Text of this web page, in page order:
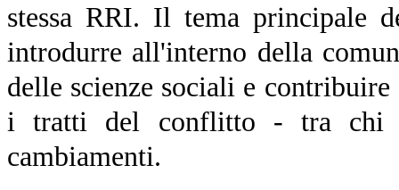
stessa RRI. Il tema principale
introdurre all'interno della
delle scienze sociali e
i tratti del conflitto - tra chi
cambiamenti.